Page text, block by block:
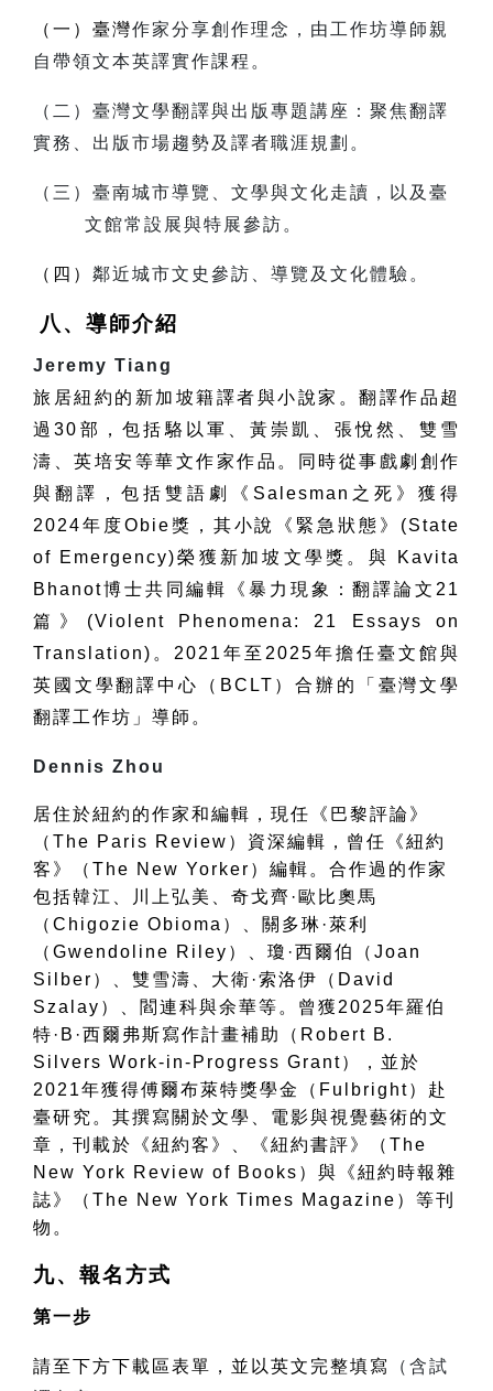
（一）臺灣作家分享創作理念，由工作坊導師親
自帶領文本英譯實作課程。
（二）臺灣文學翻譯與出版專題講座：聚焦翻譯
實務、出版市場趨勢及譯者職涯規劃。
（三）臺南城市導覽、文學與文化走讀，以及臺
文館常設展與特展參訪。
（四） 鄰近城市文史參訪、導覽及文化體驗。
八、導師介紹
Jeremy Tiang
旅居紐約的新加坡籍譯者與小說家。翻譯作品超
過30 部，包括駱以軍、黃崇凱、張悅然、雙雪
濤、英培安等華文作家作品。同時從事戲劇創作
與翻譯，包括雙語劇《 Salesman 之死》獲得
2024年度Obie獎，其小說《緊急狀態》 (State
of Emergency)榮獲新加坡文學獎。與
Kavita
Bhanot博士共同編輯《暴力現象：翻譯論文 21
篇》 (Violent Phenomena: 21 Essays on
Translation) 。 2021年至 2025年擔任臺文館與
英國文學翻譯中心（ BCLT ）合辦的「臺灣文學
翻譯工作坊」導師。
Dennis Zhou
居住於紐約的作家和編輯，現任《巴黎評論》
（ The Paris Review ）資深編輯，曾任《紐約
客》（ The New Yorker ）編輯。合作過的作家
包括韓江、川上弘美、奇戈齊 · 歐比奧馬
（ Chigozie Obioma ）、關多琳· 萊利
（ Gwendoline Riley ）、瓊 · 西爾伯（ Joan
Silber ）、雙雪濤、大衛·索洛伊（ David
Szalay ）、閻連科與余華等。曾獲2025年羅伯
特·B· 西爾弗斯寫作計畫補助（ Robert B.
Silvers Work-in-Progress Grant），並於
2021年獲得傅爾布萊特獎學金（ Fulbright）赴
臺研究。其撰寫關於文學、電影與視覺藝術的文
章，刊載於《紐約客》、《紐約書評》（ The
New York Review of Books ）與《紐約時報雜
誌》（ The New York Times Magazine ）等刊
物。
九、報名方式
第一步
請至下方下載區表單，並以英文完整填寫
（含試